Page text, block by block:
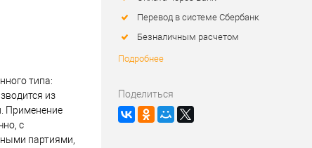
типа:
из
Применение
с
партиями,
Перевод в системе Сбербанк
Безналичным расчетом
Подробнее
Поделиться